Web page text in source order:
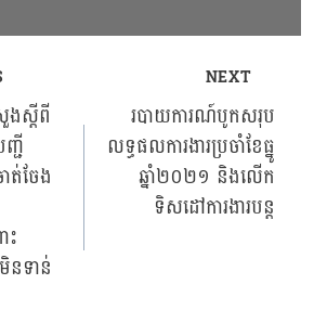
ងស្ដីពី
ជី
ត់ចែង
នទាន់
NEXT
របាយការណ៍បូកសរុប
លទ្ធផលការងារប្រចាំខែធ្នូ
ឆ្នាំ២០២១ និងលើក
ទិសដៅការងារបន្ត